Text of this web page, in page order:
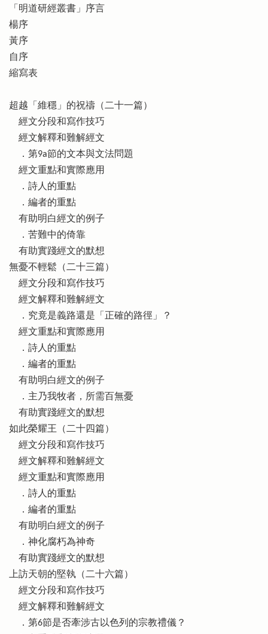
「明道研經叢書」序言
楊序
黃序
自序
縮寫表
超越「維穩」的祝禱（二十一篇）
經文分段和寫作技巧
經文解釋和難解經文
．第9a節的文本與文法問題
經文重點和實際應用
．詩人的重點
．編者的重點
有助明白經文的例子
．苦難中的倚靠
有助實踐經文的默想
無憂不輕鬆（二十三篇）
經文分段和寫作技巧
經文解釋和難解經文
．究竟是義路還是「正確的路徑」？
經文重點和實際應用
．詩人的重點
．編者的重點
有助明白經文的例子
．主乃我牧者，所需百無憂
有助實踐經文的默想
如此榮耀王（二十四篇）
經文分段和寫作技巧
經文解釋和難解經文
經文重點和實際應用
．詩人的重點
．編者的重點
有助明白經文的例子
．神化腐朽為神奇
有助實踐經文的默想
上訪天朝的堅執（二十六篇）
經文分段和寫作技巧
經文解釋和難解經文
．第6節是否牽涉古以色列的宗教禮儀？